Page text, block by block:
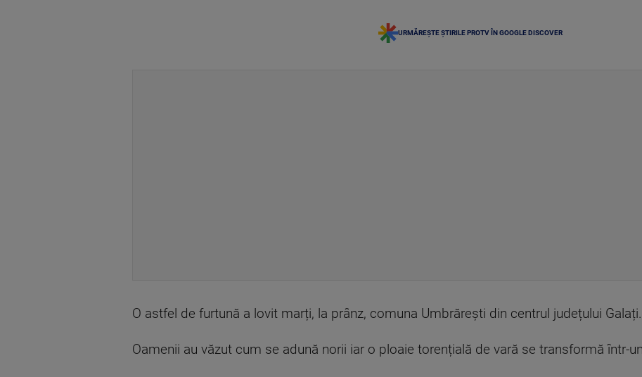
URMĂREȘTE ȘTIRILE PROTV ÎN GOOGLE DISCOVER
O astfel de furtună a lovit marți, la prânz, comuna Umbrărești din centrul județului Galați.
Oamenii au văzut cum se adună norii iar o ploaie torențială de vară se transformă într-